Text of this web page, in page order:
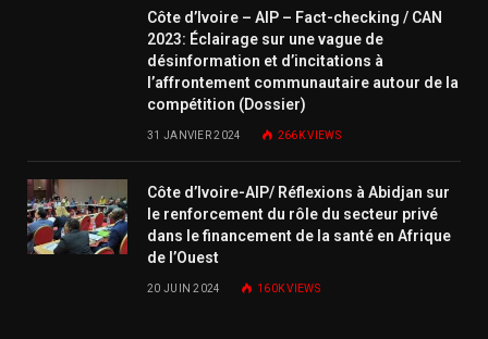
Côte d’Ivoire – AIP – Fact-checking / CAN
2023: Éclairage sur une vague de
désinformation et d’incitations à
l’affrontement communautaire autour de la
compétition (Dossier)
31 JANVIER 2024 266KVIEWS
Côte d’Ivoire-AIP/ Réflexions à Abidjan sur
le renforcement du rôle du secteur privé
dans le financement de la santé en Afrique
de l’Ouest
20 JUIN 2024 160KVIEWS